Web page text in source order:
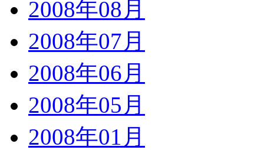
2008年08月
2008年07月
2008年06月
2008年05月
2008年01月